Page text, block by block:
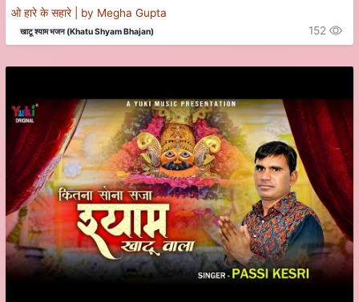
ओ हारे के सहारे | by Megha Gupta
खाटू श्याम भजन (Khatu Shyam Bhajan) 152